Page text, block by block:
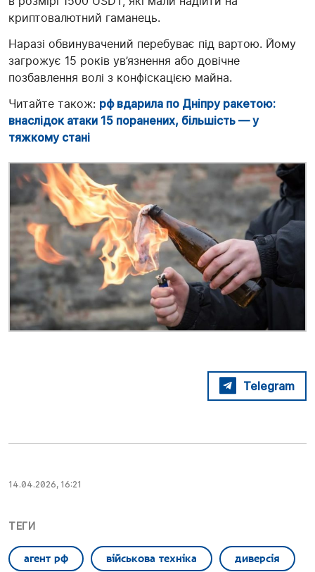
криптовалютний гаманець.
Наразі обвинувачений перебуває під вартою. Йому
загрожує 15 років ув’язнення або довічне
позбавлення волі з конфіскацією майна.
Читайте також: рф вдарила по Дніпру ракетою:
внаслідок атаки 15 поранених, більшість — у
тяжкому стані
Telegram
14.04.2026, 16:21
ТЕГИ
агент рф військова техніка диверсія